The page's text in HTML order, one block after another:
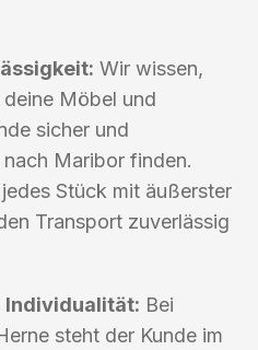
Wir wissen,
Möbel und
sicher und
Maribor finden.
Stück mit äußerster
Transport zuverlässig
Individualität: Bei
steht der Kunde im